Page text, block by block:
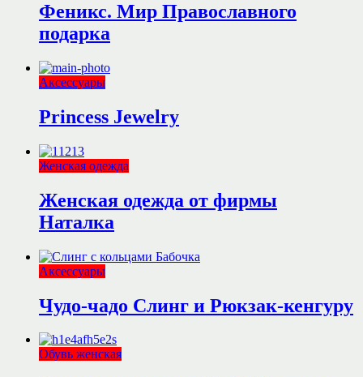
Феникс. Мир Православного
подарка
Аксессуары
Princess Jewelry
Женская одежда
Женская одежда от фирмы
Наталка
Аксессуары
Чудо-чадо Слинг и Рюкзак-кенгуру
Обувь женская